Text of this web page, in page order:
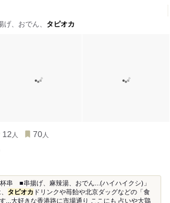
、おでん、 タピオカ
12 人 70 人
串 ■串揚げ、麻辣湯、おでん...(ハイハイクシ)」
タピオカ ドリンクや苺飴や北京ダッグなどの「食
...大好きな香港路に市場通り ここにも 占いや大鶏